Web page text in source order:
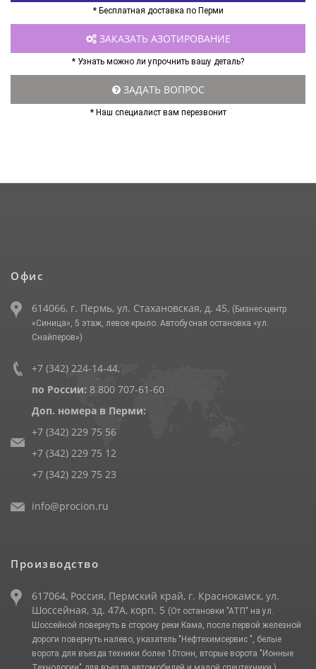
* Бесплатная доставка по Перми
ЗАКАЗАТЬ АЗОТИРОВАНИЕ
* Узнать можно ли упрочнить вашу деталь?
ЗАДАТЬ ВОПРОС
* Наш специалист вам перезвонит
Офис
614066, г. Пермь, ул. Стахановская, д. 45, (Бизнес-центр
«Синица», 5 этаж, левое крыло. Автобусная остановка «ул.
Снайперов»)
+7 (342) 224-14-44,
по России: 8 800 707-61-60
Доп. номера в Перми:
+7 (342) 229 75 56
+7 (342) 229 75 12
+7 (342) 229 75 23
info@procion.ru
Производство
617064, Россия, Пермский край, г. Краснокамск, ул.
Шоссейная, зд. 47А, корп. 5 (От остановки "АТП" на ул.
Шоссейной повернуть в сторону реки Кама, после первой железной
дороги повернуть налево, указатель "Нефтехимсервис ", белые
ворота для въезда техники более 10тонн, вторые ворота "Ионные